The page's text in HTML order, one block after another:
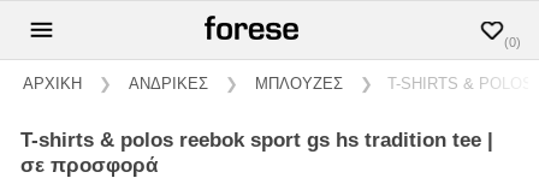
(0)
ΑΡΧΙΚΗ ❯ ΑΝΔΡΙΚΕΣ ❯ ΜΠΛΟΥΖΕΣ ❯ T-SHIRTS &
t-shirts & polos reebok sport gs hs tradition tee |
σε προσφορά